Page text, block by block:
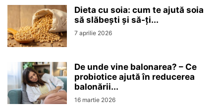
Dieta cu soia: cum te ajută soia
să slăbești și să-ți...
7 aprilie 2026
De unde vine balonarea? – Ce
probiotice ajută în reducerea
balonării...
16 martie 2026